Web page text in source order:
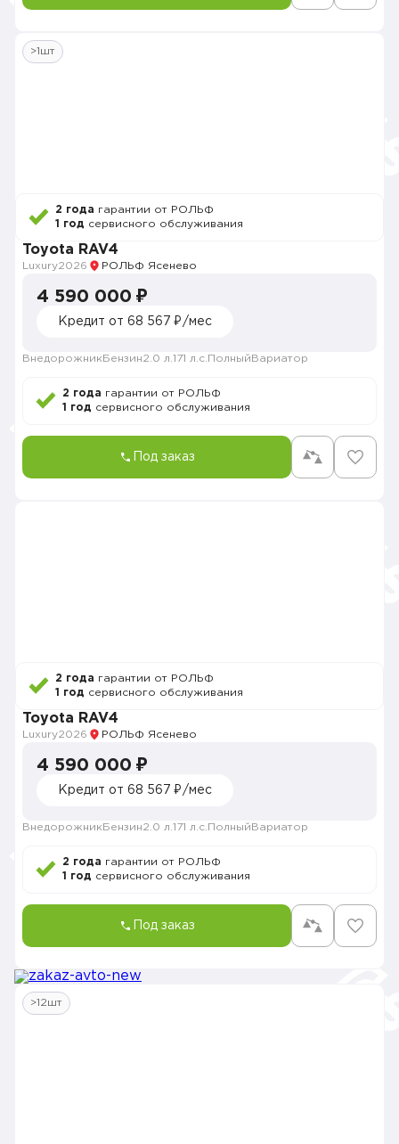
>1шт
2 года гарантии от РОЛЬФ
1 год сервисного обслуживания
Toyota RAV4
Luxury2026 РОЛЬФ Ясенево
4 590 000 ₽
Кредит от 68 567 ₽/мес
Внедорожник Бензин2.0 л. 171 л.с. Полный Вариатор
2 года гарантии от РОЛЬФ
1 год сервисного обслуживания
Под заказ
2 года гарантии от РОЛЬФ
1 год сервисного обслуживания
Toyota RAV4
Luxury2026 РОЛЬФ Ясенево
4 590 000 ₽
Кредит от 68 567 ₽/мес
Внедорожник Бензин2.0 л. 171 л.с. Полный Вариатор
2 года гарантии от РОЛЬФ
1 год сервисного обслуживания
Под заказ
>12шт